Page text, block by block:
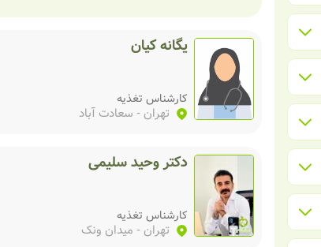
)
یگانه کیان
کارشناس تغذیه
تهران - سعادت آباد
دکتر وحید سلیمی
کارشناس تغذیه
تهران - میدان ونک